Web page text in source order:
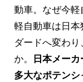
動車。なぜ今軽
軽自動車は日
ダードへ変わ
か。 日本メー
多大なポテンシ